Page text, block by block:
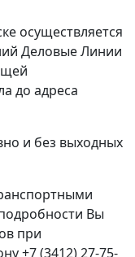
осуществляется
Деловые Линии
до адреса
и без выходных
Вы
при
+7 (3412) 27-75-